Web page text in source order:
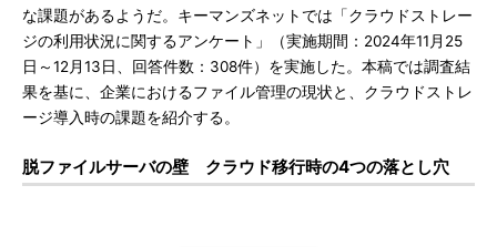
な課題があるようだ。キーマンズネットでは「クラウドストレー
ジの利用状況に関するアンケート」（実施期間：2024年11月25
日～12月13日、回答件数：308件）を実施した。本稿では調査結
果を基に、企業におけるファイル管理の現状と、クラウドストレ
ージ導入時の課題を紹介する。
脱ファイルサーバの壁 クラウド移行時の4つの落とし穴